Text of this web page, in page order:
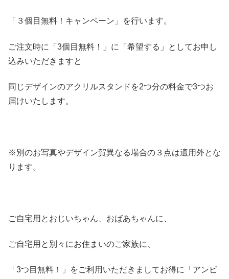
「３個目無料！キャンペーン」を行います。
ご注文時に「3個目無料！」に「希望する」としてお申し
込みいただきますと
同じデザインのアクリルスタンドを2つ分の料金で3つお
届けいたします。
※別のお写真やデザイン賀異なる場合の３点は適用外とな
ります。
ご自宅用とおじいちゃん、おばあちゃんに、
ご自宅用と別々にお住まいのご家族に、
「3つ目無料！」をご利用いただきましてお得に「アンビ